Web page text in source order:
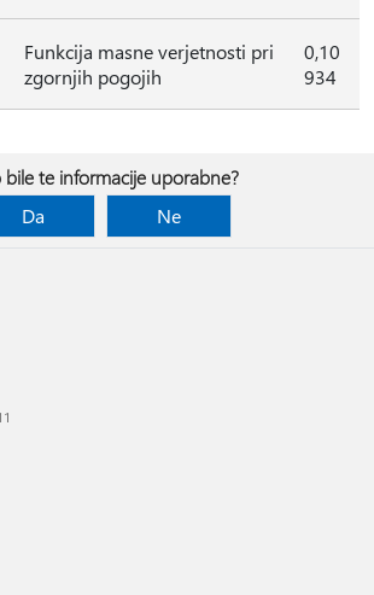
Funkcija masne verjetnosti pri
zgornjih pogojih
0,10
934
bile te informacije uporabne?
Da
Ne